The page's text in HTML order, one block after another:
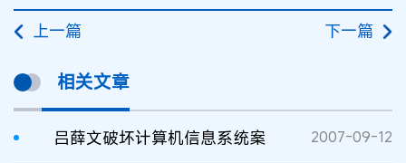
上一篇 下一篇
相关文章
吕薛文破坏计算机信息系统案 2007-09-12